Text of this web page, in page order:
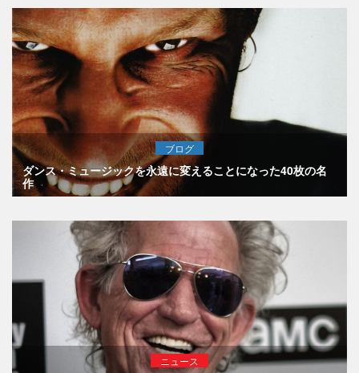
ブログ
ダンス・ミュージックを永遠に変えることになった40枚の名
作
ニュース